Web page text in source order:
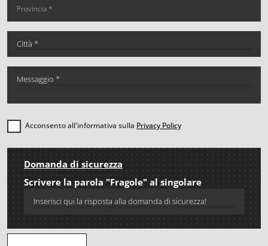
Acconsento all'informativa sulla Privacy Policy
Domanda di sicurezza
Scrivere la parola "Fragole" al singolare